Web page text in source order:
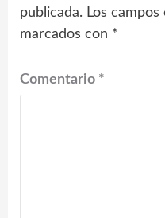
publicada. Los
marcados con *
Comentario *